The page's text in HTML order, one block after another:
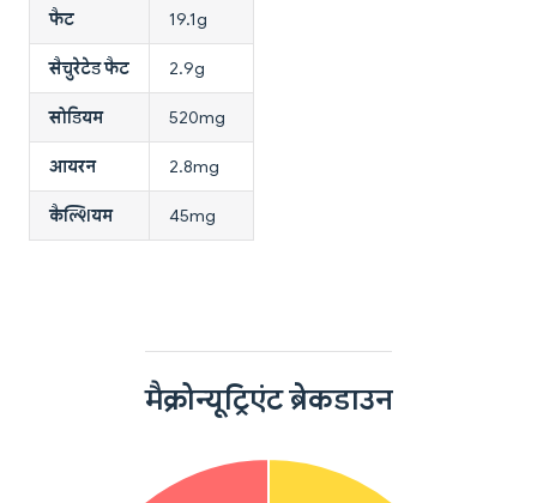
फैट 19.1g
सैचुरेटेड फैट 2.9g
सोडियम 520mg
आयरन 2.8mg
कैल्शियम 45mg
मैक्रोन्यूट्रिएंट ब्रेकडाउन